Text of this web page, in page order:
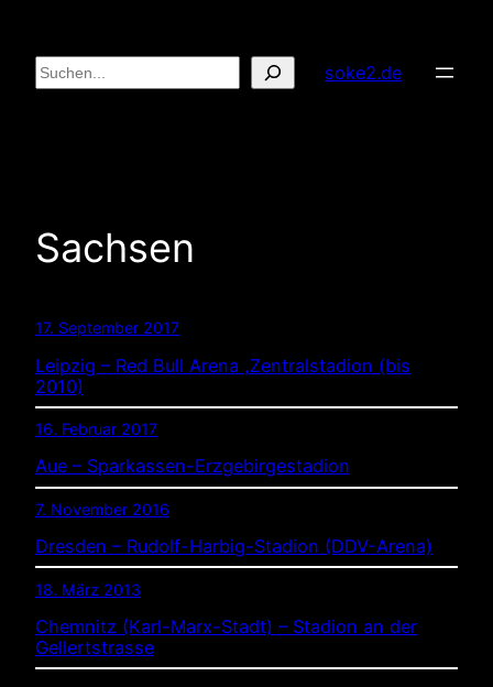
Inhalt
springen
Suchen soke2.de
Sachsen
17. September 2017
Leipzig – Red Bull Arena ,Zentralstadion (bis
2010)
16. Februar 2017
Aue – Sparkassen-Erzgebirgestadion
7. November 2016
Dresden – Rudolf-Harbig-Stadion (DDV-Arena)
18. März 2013
Chemnitz (Karl-Marx-Stadt) – Stadion an der
Gellertstrasse